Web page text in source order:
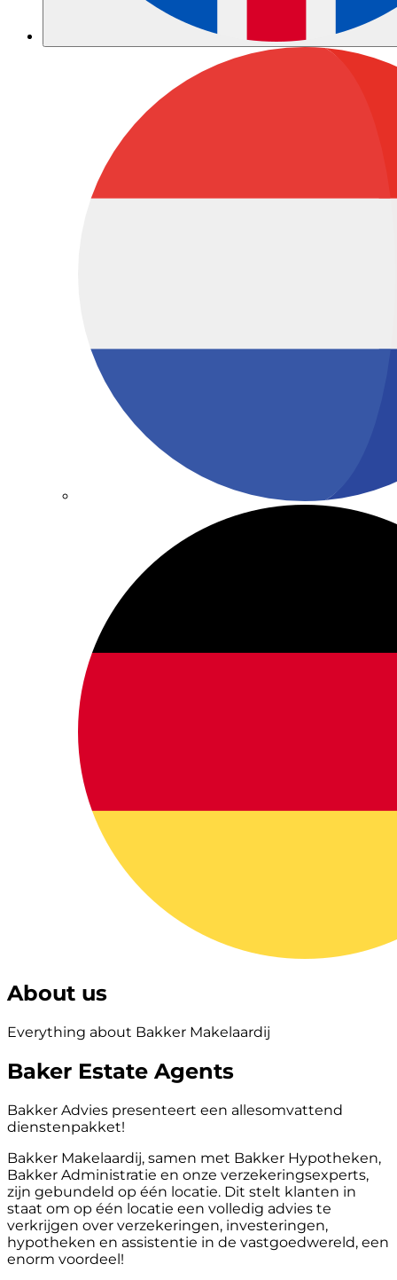
About us
Everything about Bakker Makelaardij
Baker Estate Agents
Bakker Advies presenteert een allesomvattend
dienstenpakket!
Bakker Makelaardij, samen met Bakker Hypotheken,
Bakker Administratie en onze verzekeringsexperts,
zijn gebundeld op één locatie. Dit stelt klanten in
staat om op één locatie een volledig advies te
verkrijgen over verzekeringen, investeringen,
hypotheken en assistentie in de vastgoedwereld, een
enorm voordeel!